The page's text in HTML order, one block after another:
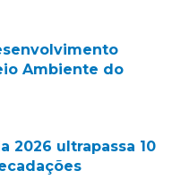
Ambiente do
2026 ultrapassa 10